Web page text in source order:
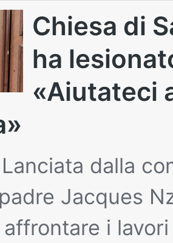
Chiesa di
ha
«Aiutateci
Lanciata dalla
Jacques
i